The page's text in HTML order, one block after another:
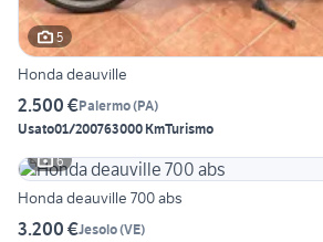
5
Honda deauville
2.500 €Palermo(PA)
Usato01/200763000 KmTurismo
6
Honda deauville 700 abs
3.200 €Jesolo(VE)